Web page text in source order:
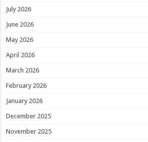
July 2026
June 2026
May 2026
April 2026
March 2026
February 2026
January 2026
December 2025
November 2025